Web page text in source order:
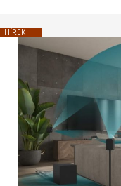
HÍREK